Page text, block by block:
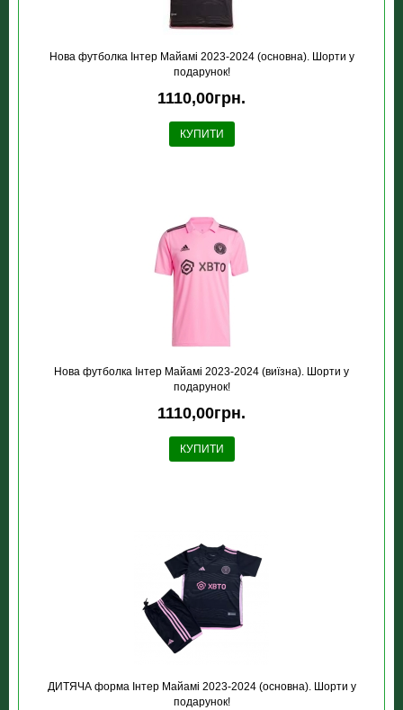
Нова футболка Інтер Майамі 2023-2024 (основна). Шорти у
подарунок!
1110,00грн.
КУПИТИ
Нова футболка Інтер Майамі 2023-2024 (виїзна). Шорти у
подарунок!
1110,00грн.
КУПИТИ
ДИТЯЧА форма Інтер Майамі 2023-2024 (основна). Шорти у
подарунок!